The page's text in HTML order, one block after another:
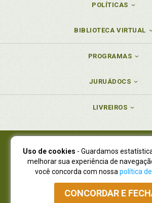
POLÍTICAS
BIBLIOTECA VIRTUAL
PROGRAMAS
JURUÁDOCS
LIVREIROS
Juruá Editora Ltda., CNPJ
Juruá Informática Ltda., CNPJ
NOVO ENDEREÇO:R. Flávio Dallegrave,
Curitiba - Paraná - CEP
Atendimento: (41) 4009-3900|Vendas
Uso de cookies - Guardamos
melhorar sua experiência de
você concorda com nossa política
CONCORDAR E